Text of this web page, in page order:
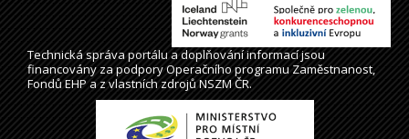
Technická správaportálua doplňování informací jsou
financovány za podpory Operačního programu Zaměstnanost,
Fondů EHP a z vlastních zdrojů NSZM ČR.